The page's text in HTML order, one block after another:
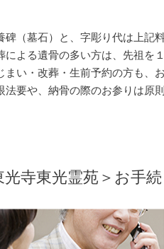
碑（墓石）と、字彫り代は上記
による遺骨の多い方は、先祖を
まい・改葬・生前予約の方も、
法要や、納骨の際のお参りは原
光寺東光霊苑＞お手